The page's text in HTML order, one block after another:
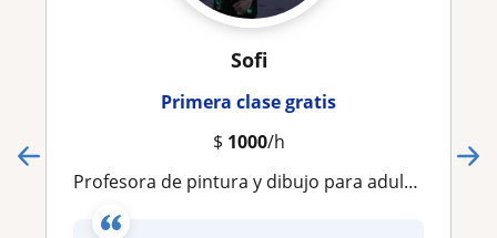
Sofi
Primera clase gratis
$ 1000/h
Profesora de pintura y dibujo para adultos y niños